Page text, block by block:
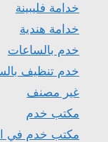
خدامة فليبينة
خدامة هندية
خدم بالساعات
خدم تنظيف
غير مصنف
مكتب خدم
مكتب خدم في